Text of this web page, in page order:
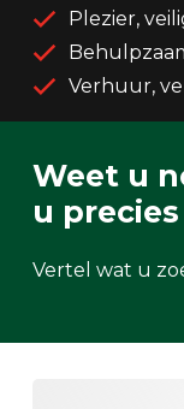
Plezier,
Verhuur,
Weet u
u
Vertel wat u